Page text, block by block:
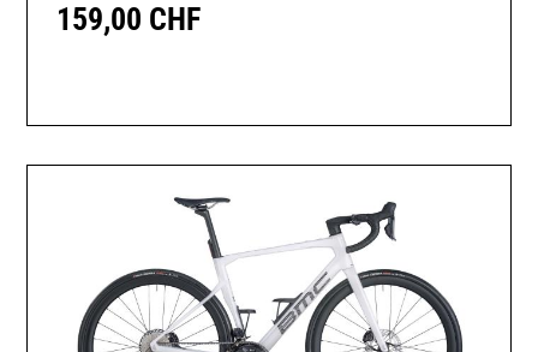
159,00 CHF